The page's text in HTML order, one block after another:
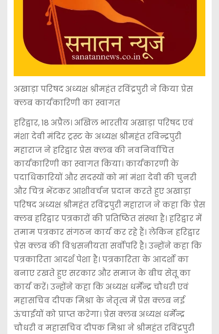
अखाड़ा परिषद अध्यक्ष श्रीमहंत रविंद्रपुरी ने किया प्रेस
क्लब कार्यकारिणी का स्वागत
हरिद्वार, 18 अप्रैल। अखिल भारतीय अखाड़ा परिषद एवं
मंशा देवी मंदिर ट्रस्ट के अध्यक्ष श्रीमहंत रविन्द्रपुरी
महाराज ने हरिद्वार प्रेस क्लब की नवनिर्वाचित
कार्यकारिणी का स्वागत किया। कार्यकारणी के
पदाधिकारियों और सदस्यों को मां मंशा देवी की चुनरी
और चित्र भेंटकर आशीवर्चन प्रदान करते हुए अखाड़ा
परिषद अध्यक्ष श्रीमहंत रविंद्रपुरी महाराज ने कहा कि प्रेस
क्लब हरिद्वार पत्रकारों की प्रतिष्ठित संस्था है। हरिद्वार में
तमाम पत्रकार संगठन कार्य कर रहे हैं। लेकिन हरिद्वार
प्रेस क्लब की विश्वसनीयता सर्वोपरि है। उन्होंने कहा कि
पत्रकारिता आदर्श पेशा है। पत्रकारिता के आदर्शो का
बनाए रखते हुए सरकार और समाज के बीच सेतू का
कार्य करें। उन्होंने कहा कि अध्यक्ष धर्मेन्द्र चौधरी एवं
महासचिव दीपक मिश्रा के नेतृत्व में प्रेस क्लब नई
ऊंचाईयों को प्राप्त करेगा। प्रेस क्लब अध्यक्ष धर्मेन्द्र
चौधरी व महासचिव दीपक मिश्रा ने श्रीमहंत रविंद्रपुरी